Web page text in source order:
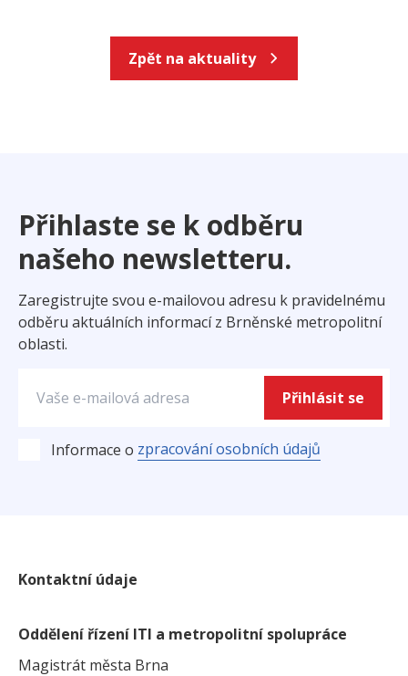
Zpět na aktuality
Přihlaste se k odběru
našeho newsletteru.
Zaregistrujte svou e-mailovou adresu k pravidelnému
odběru aktuálních informací z Brněnské metropolitní
oblasti.
Přihlásit se
Informace o zpracování osobních údajů
Kontaktní údaje
Oddělení řízení ITI a metropolitní spolupráce
Magistrát města Brna